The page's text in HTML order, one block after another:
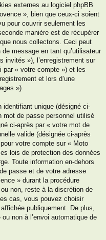
externes au logiciel phpBB
», bien que ceux-ci soient
pour couvrir seulement les
manière est de récupérer
nous collectons. Ceci peut
message en tant qu’utilisateur
invités »), l’enregistrement sur
par « votre compte ») et les
et lors d’une
»).
identifiant unique (désigné ci-
mot de passe personnel utilisé
ci-après par « votre mot de
valide (désignée ci-après
votre compte sur « Moto
lois de protection des données
Toute information en-dehors
passe et de votre adresse
» durant la procédure
non, reste à la discrétion de
cas, vous pouvez choisir
publiquement. De plus,
non à l’envoi automatique de